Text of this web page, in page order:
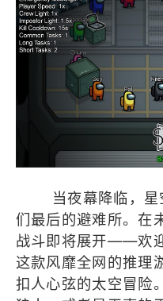
当夜幕降临，星
们最后的避难所。在
战斗即将展开——欢
这款风靡全网的推理
扣人心弦的太空冒险